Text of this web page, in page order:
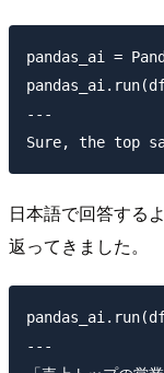
pandas_ai =
---
日本語で回答する
返ってきました。
pandas_ai.run(df,
---